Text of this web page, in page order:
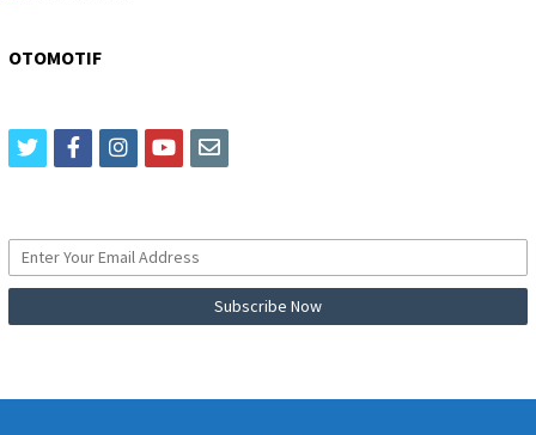
OTOMOTIF
twitterfacebookinstagram
youtubeemail